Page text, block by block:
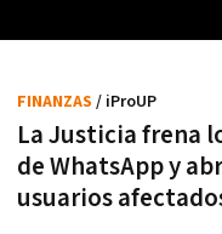
La Justicia frena
de WhatsApp y
usuarios
FINANZAS / iProUP